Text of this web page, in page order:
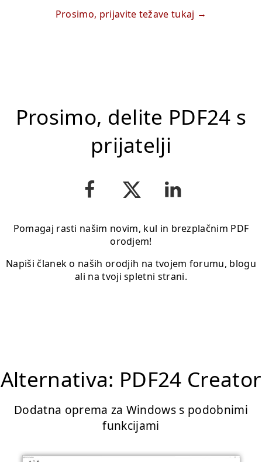
Prosimo, prijavite težave tukaj
Prosimo, delite PDF24 s
prijatelji
Pomagaj rasti našim novim, kul in brezplačnim PDF
orodjem!
Napiši članek o naših orodjih na tvojem forumu, blogu
ali na tvoji spletni strani.
Alternativa: PDF24 Creator
Dodatna oprema za Windows s podobnimi
funkcijami